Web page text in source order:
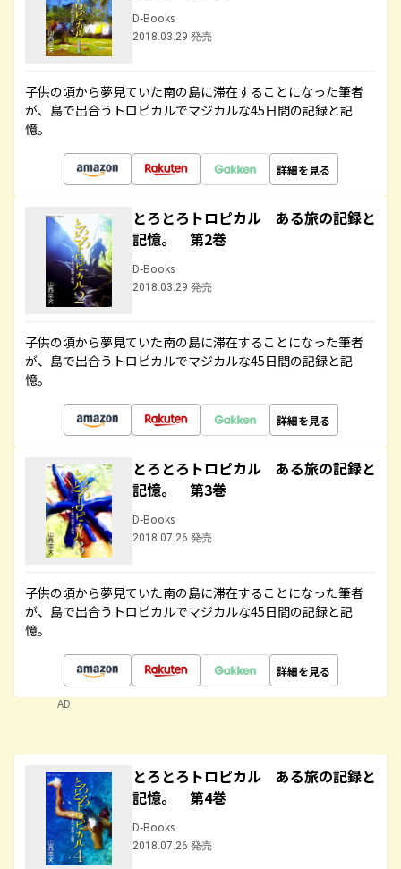
D-Books
2018.03.29 発売
子供の頃から夢見ていた南の島に滞在することになった筆者
が、島で出合うトロピカルでマジカルな45日間の記録と記
憶。
詳細を見る
とろとろトロピカル ある旅の記録と
記憶。 第2巻
D-Books
2018.03.29 発売
子供の頃から夢見ていた南の島に滞在することになった筆者
が、島で出合うトロピカルでマジカルな45日間の記録と記
憶。
詳細を見る
とろとろトロピカル ある旅の記録と
記憶。 第3巻
D-Books
2018.07.26 発売
子供の頃から夢見ていた南の島に滞在することになった筆者
が、島で出合うトロピカルでマジカルな45日間の記録と記
憶。
詳細を見る
AD
とろとろトロピカル ある旅の記録と
記憶。 第4巻
D-Books
2018.07.26 発売